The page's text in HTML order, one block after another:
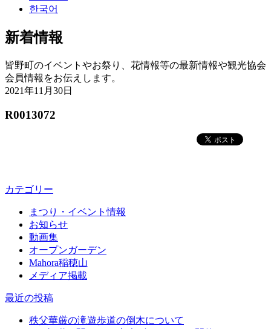
한국어
新着情報
皆野町のイベントやお祭り、花情報等の最新情報や観光協会
会員情報をお伝えします。
2021年11月30日
R0013072
カテゴリー
まつり・イベント情報
お知らせ
動画集
オープンガーデン
Mahora稲穂山
メディア掲載
最近の投稿
秩父華厳の滝遊歩道の倒木について